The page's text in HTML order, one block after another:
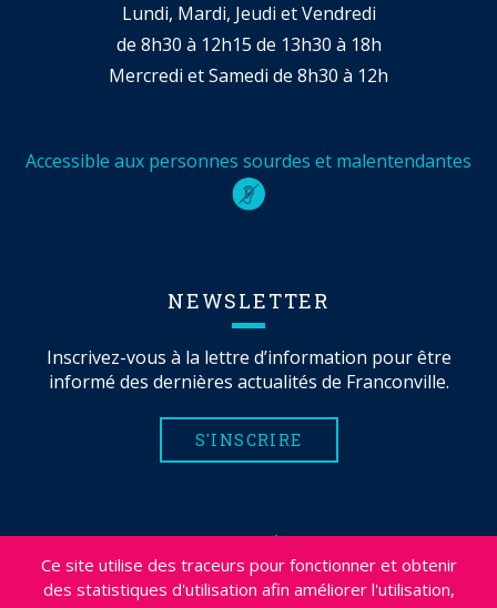
Ce site utilise des traceurs pour fonctionner et obtenir
des statistiques d'utilisation afin améliorer l'utilisation,
Lundi, Mardi, Jeudi et Vendredi
de 8h30 à 12h15 de 13h30 à 18h
Mercredi et Samedi de 8h30 à 12h
Accessible aux personnes sourdes et malentendantes
NEWSLETTER
Inscrivez-vous à la lettre d’information pour être
informé des dernières actualités de Franconville.
S'INSCRIRE
MENTIONS LÉGALES
PLAN DU SITE
CRÉDITS